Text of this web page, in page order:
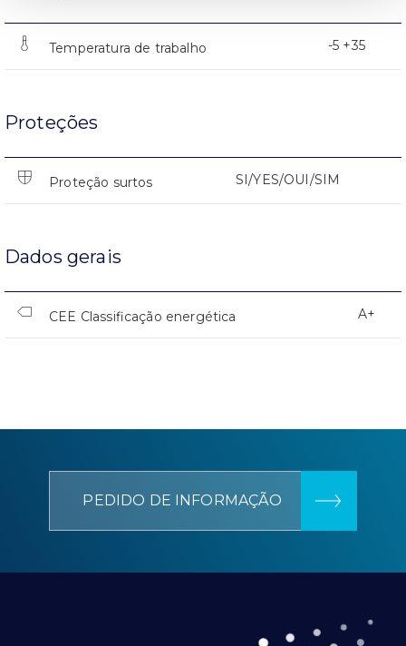
Temperatura de trabalho -5 +35
Proteções
Proteção surtos SI/YES/OUI/SIM
Dados gerais
CEE Classificação energética A+
PEDIDO DE INFORMAÇÃO